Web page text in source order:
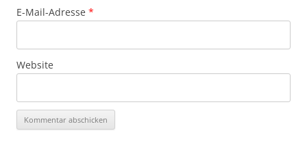
E-Mail-Adresse *
Website